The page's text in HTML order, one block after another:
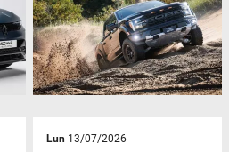
Lun 13/07/2026